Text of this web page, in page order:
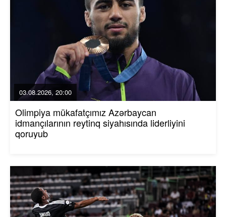
03.08.2026, 20:00
Olimpiya mükafatçımız Azərbaycan
idmançılarının reytinq siyahısında liderliyini
qoruyub